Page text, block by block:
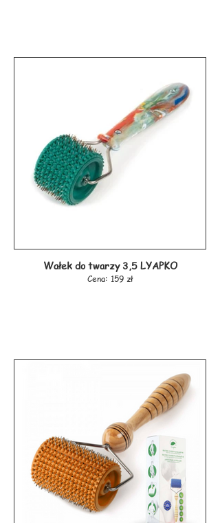
Wałek do twarzy 3,5 LYAPKO
Cena: 159 zł